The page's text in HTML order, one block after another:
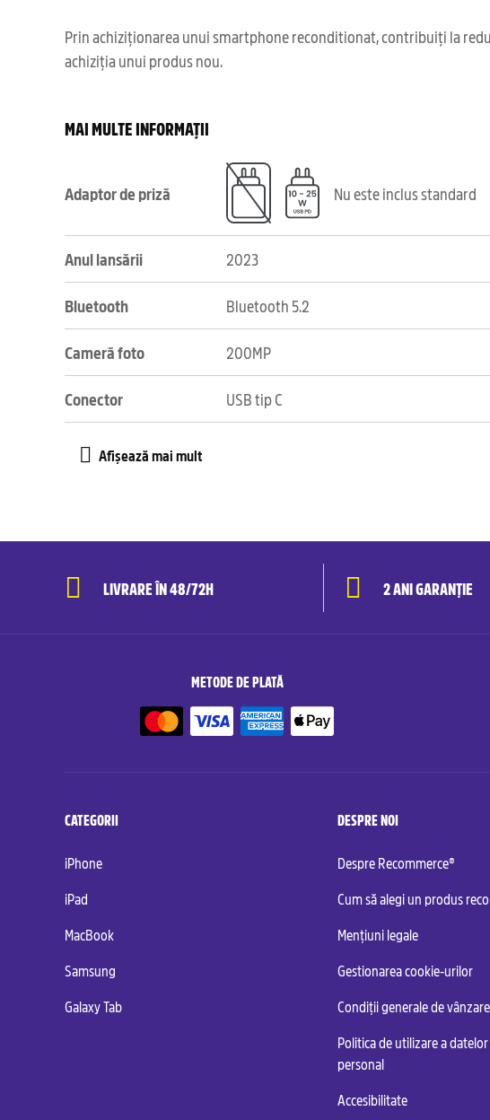
Prin achiziționarea unui smartphone reconditionat, contribuiți la
achiziția unui produs nou.
MAI MULTE INFORMAȚII
Adaptor de priză Nu este inclus standard
Anul lansării 2023
Bluetooth Bluetooth 5.2
Cameră foto 200MP
Conector USB tip C
LIVRARE ÎN 48/72H 2 ANI GARANȚIE
METODE DE PLATĂ
CATEGORII
iPhone
iPad
MacBook
Samsung
Galaxy Tab
DESPRE NOI
Despre Recommerce®
Cum să alegi un produs
Mențiuni legale
Gestionarea cookie-urilor
Condiții generale de vânzare
Politica de utilizare a
personal
Accesibilitate